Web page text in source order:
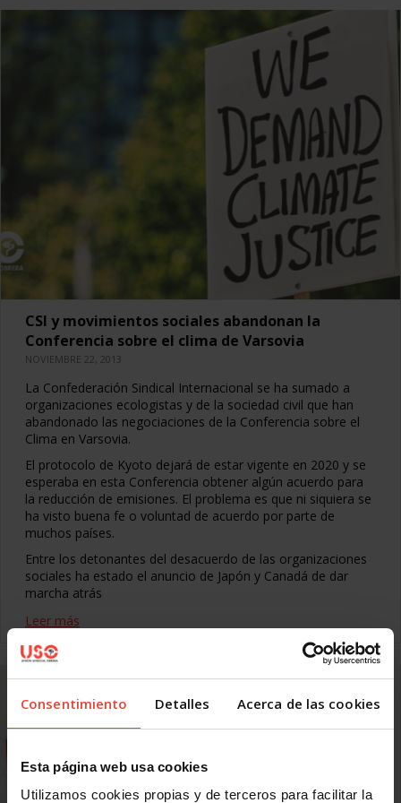
Consentimiento Detalles Acerca de las cookies
Esta página web usa cookies
Utilizamos cookies propias y de terceros para facilitar la
CSI y movimientos sociales abandonan la
Conferencia sobre el clima de Varsovia
NOVIEMBRE 22, 2013
La Confederación Sindical Internacional se ha sumado a
organizaciones ecologistas y de la sociedad civil que han
abandonado las negociaciones de la Conferencia sobre el
Clima en Varsovia.
El protocolo de Kyoto dejará de estar vigente en 2020 y se
esperaba en esta Conferencia obtener algún acuerdo para
la reducción de emisiones. El problema es que ni siquiera se
ha visto buena fe o voluntad de acuerdo por parte de
muchos países.
Entre los detonantes del desacuerdo de las organizaciones
sociales ha estado el anuncio de Japón y Canadá de dar
marcha atrás
Leer más